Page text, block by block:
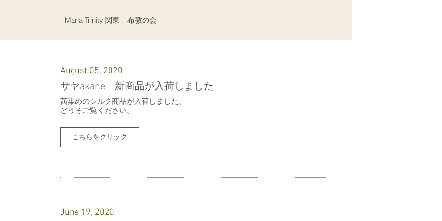
Maria Trinity 関東 布教の会
August 05, 2020
サヤakane 新商品が入荷しました
​茜染めのシルク商品が入荷しました。
​どうぞご覧ください。
こちらをクリック
June 19, 2020